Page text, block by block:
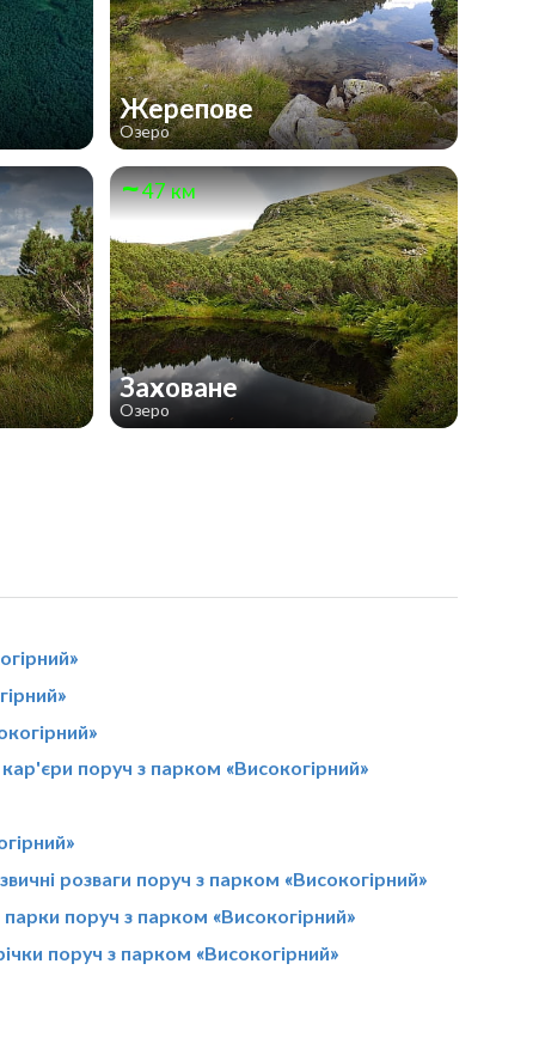
Жерепове
Озеро
47 км
Заховане
Озеро
кар'єри поруч з парком «Високогірний»
розваги поруч з парком «Високогірний»
парки поруч з парком «Високогірний»
поруч з парком «Високогірний»